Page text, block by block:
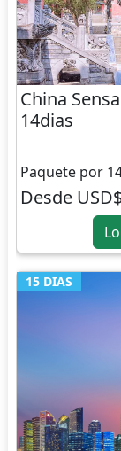
China
14dias
Paquete por
Desde
15 DIAS